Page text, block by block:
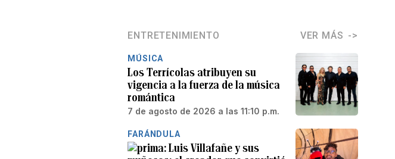
ENTRETENIMIENTO VER MÁS
MÚSICA
Los Terrícolas atribuyen su
vigencia a la fuerza de la música
romántica
7 de agosto de 2026 a las 11:10 p.m.
FARÁNDULA
Luis Villafañe y sus